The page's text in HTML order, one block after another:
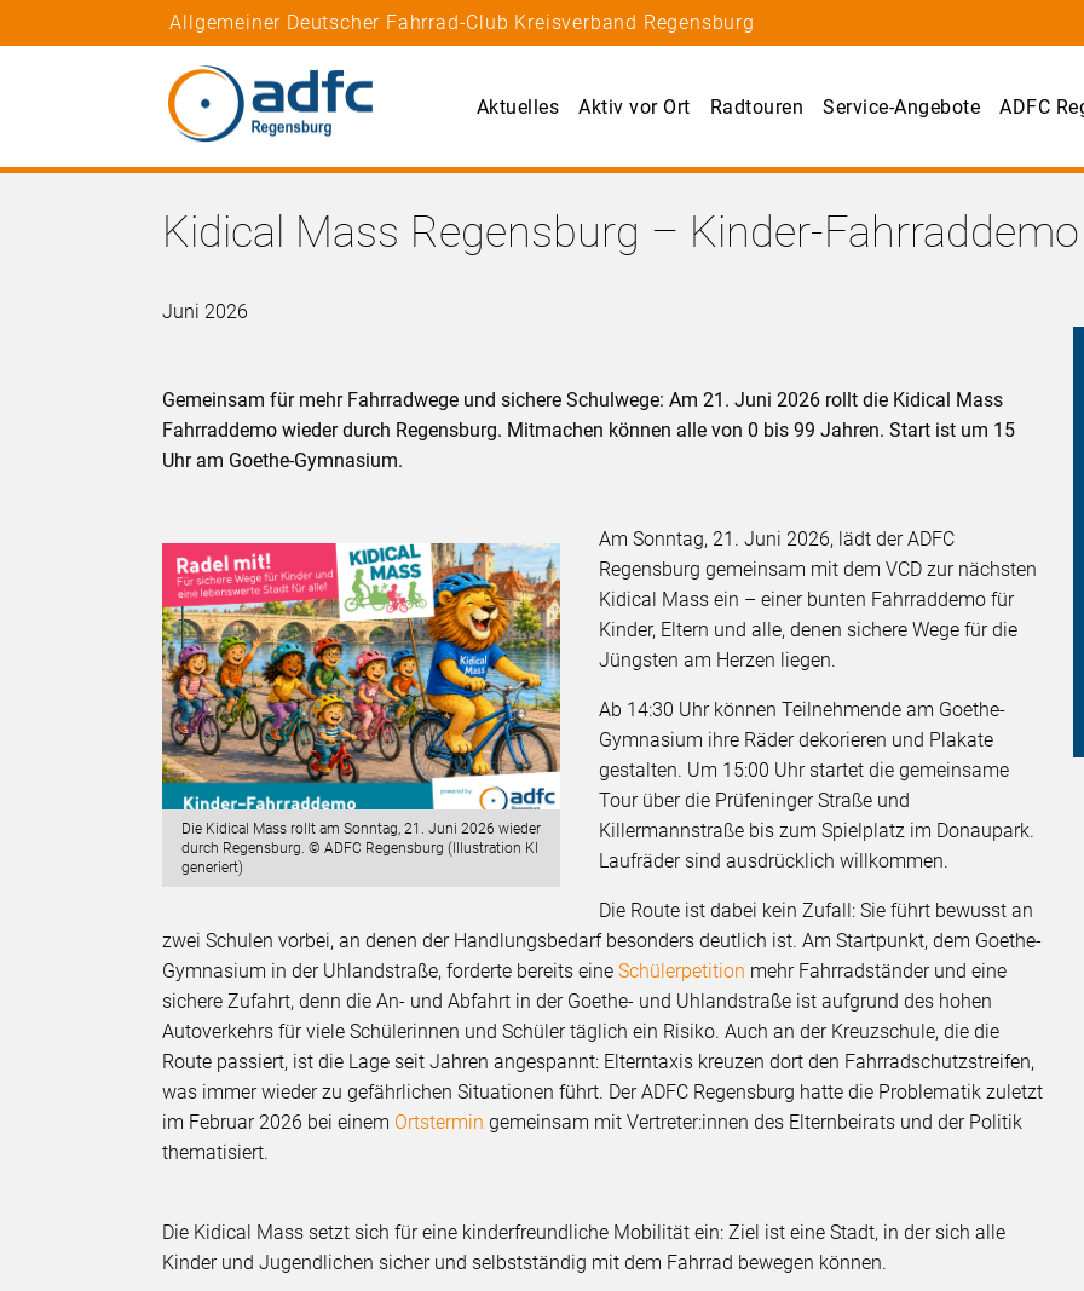
Allgemeiner Deutscher Fahrrad-Club Kreisverband Regensburg
Aktuelles Aktiv vor Ort Radtouren Service-Angebote ADFC
Kidical Mass Regensburg – Kinder-
Juni 2026
Gemeinsam für mehr Fahrradwege und sichere Schulwege: Am 21. Juni 2026 rollt die Kidical Mass
Fahrraddemo wieder durch Regensburg. Mitmachen können alle von 0 bis 99 Jahren. Start ist um 15
Uhr am Goethe-Gymnasium.
Die Kidical Mass rollt am Sonntag, 21. Juni 2026 wieder
durch Regensburg. © ADFC Regensburg (Illustration KI
generiert)
Am Sonntag, 21. Juni 2026, lädt der ADFC
Regensburg gemeinsam mit dem VCD zur nächsten
Kidical Mass ein – einer bunten Fahrraddemo für
Kinder, Eltern und alle, denen sichere Wege für die
Jüngsten am Herzen liegen.
Ab 14:30 Uhr können Teilnehmende am Goethe-
Gymnasium ihre Räder dekorieren und Plakate
gestalten. Um 15:00 Uhr startet die gemeinsame
Tour über die Prüfeninger Straße und
Killermannstraße bis zum Spielplatz im Donaupark.
Laufräder sind ausdrücklich willkommen.
Die Route ist dabei kein Zufall: Sie führt bewusst an
zwei Schulen vorbei, an denen der Handlungsbedarf besonders deutlich ist. Am Startpunkt, dem Goethe-
Gymnasium in der Uhlandstraße, forderte bereits eineSchülerpetition mehr Fahrradständer und eine
sichere Zufahrt, denn die An- und Abfahrt in der Goethe- und Uhlandstraße ist aufgrund des hohen
Autoverkehrs für viele Schülerinnen und Schüler täglich ein Risiko. Auch an der Kreuzschule, die die
Route passiert, ist die Lage seit Jahren angespannt: Elterntaxis kreuzen dort den Fahrradschutzstreifen,
was immer wieder zu gefährlichen Situationen führt. Der ADFC Regensburg hatte die Problematik zuletzt
im Februar 2026 bei einem Ortstermin gemeinsam mit Vertreter:innen des Elternbeirats und der Politik
thematisiert.
Die Kidical Mass setzt sich für eine kinderfreundliche Mobilität ein: Ziel ist eine Stadt, in der sich alle
Kinder und Jugendlichen sicher und selbstständig mit dem Fahrrad bewegen können.